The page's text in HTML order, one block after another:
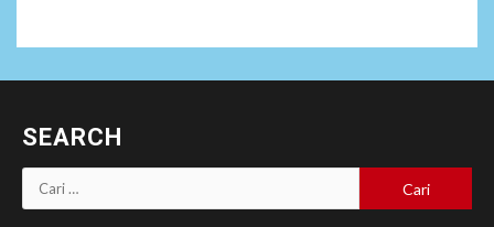
SEARCH
Cari
untuk: